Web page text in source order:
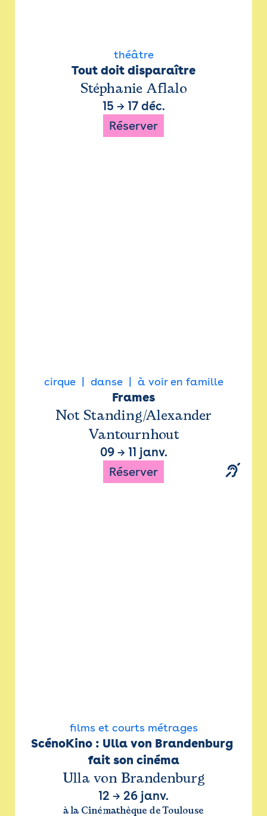
théâtre
Tout doit disparaître
Stéphanie Aflalo
15 → 17 déc.
Réserver
cirque danse à voir en famille
Frames
Not Standing/Alexander
Vantournhout
09→ 11 janv.
Réserver
films et courts métrages
ScénoKino : Ulla von Brandenburg
fait son cinéma
Ulla von Brandenburg
12 → 26 janv.
à la Cinémathèque de Toulouse